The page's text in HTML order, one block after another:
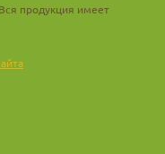
продукция имеет